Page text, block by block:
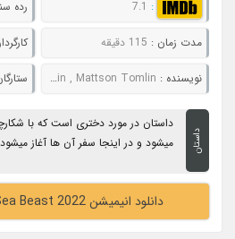
:
7.1 رده
مدت زمان : 115 دقیقه
نویسنده : Chris Williams , Nell Benjamin , Mattson Tomlin
داستان
داستان در مورد دختری است که با
میشود و در اینجا سفر آن ها آغاز
دانلود انیمیشن The Sea Beast 2022 هیولای دریا